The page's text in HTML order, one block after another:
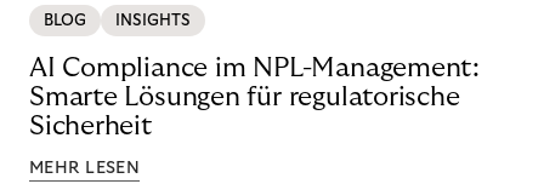
BLOG INSIGHTS
AI Compliance im NPL-Management:
Smarte Lösungen für regulatorische
Sicherheit
MEHR LESEN